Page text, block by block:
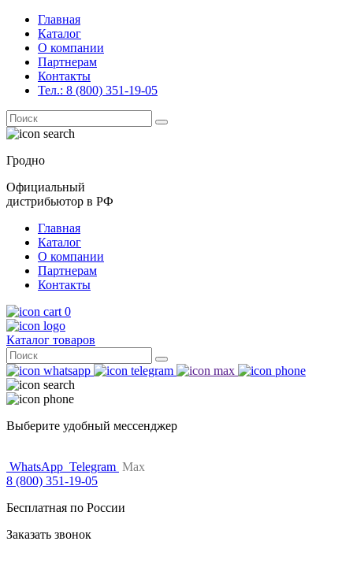
Главная
Каталог
О компании
Партнерам
Контакты
Тел.: 8 (800) 351-19-05
Поиск
for:
Гродно
Официальный
дистрибьютор в РФ
Главная
Каталог
О компании
Партнерам
Контакты
0
Каталог товаров
Поиск
for:
Выберите удобный мессенджер
WhatsApp Telegram Max
8 (800) 351-19-05
Бесплатная по России
Заказать звонок